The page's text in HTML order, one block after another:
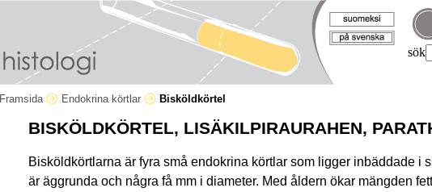
sök
Framsida Endokrina körtlar Bisköldkörtel
BISKÖLDKÖRTEL, LISÄKILPIRAURAHEN,
Bisköldkörtlarna är fyra små endokrina körtlar som ligger inbäddade i
är äggrunda och några få mm i diameter. Med åldern ökar mängden